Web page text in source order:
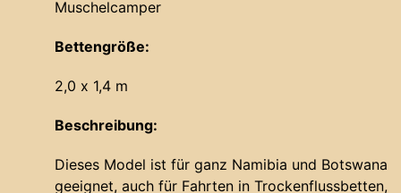
Muschelcamper
Bettengröße:
2,0 x 1,4 m
Beschreibung:
Dieses Model ist für ganz Namibia und Botswana
geeignet, auch für Fahrten in Trockenflussbetten,